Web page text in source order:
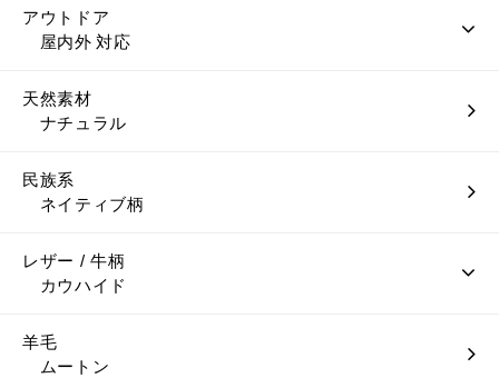
アウトドア
屋内外 対応
天然素材
ナチュラル
民族系
ネイティブ柄
レザー / 牛柄
カウハイド
羊毛
ムートン